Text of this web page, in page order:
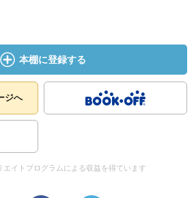
本棚に登録する
ジへ
エイトプログラムによる収益を得ています